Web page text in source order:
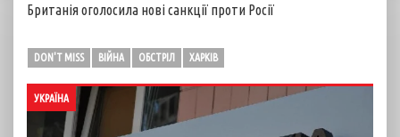
Британія оголосила нові санкції проти Росії
DON'T MISS ВІЙНА ОБСТРІЛ ХАРКІВ
УКРАЇНА